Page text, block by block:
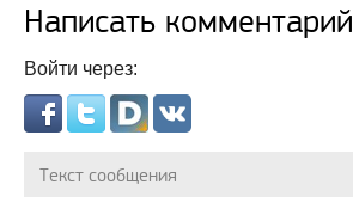
Написать комментарий
Войти через: